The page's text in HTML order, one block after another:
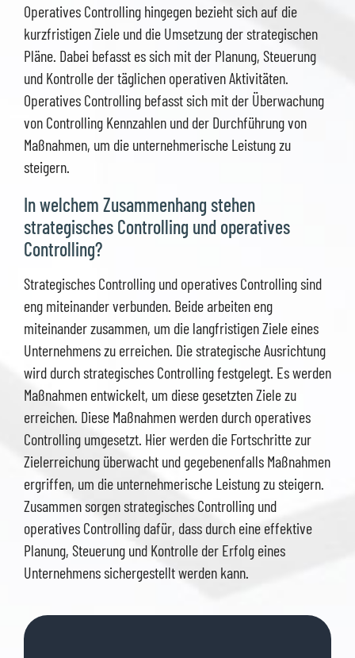
Operatives Controlling hingegen bezieht sich auf die
kurzfristigen Ziele und die Umsetzung der strategischen
Pläne. Dabei befasst es sich mit der Planung, Steuerung
und Kontrolle der täglichen operativen Aktivitäten.
Operatives Controlling befasst sich mit der Überwachung
von Controlling Kennzahlen und der Durchführung von
Maßnahmen, um die unternehmerische Leistung zu
steigern.
In welchem Zusammenhang stehen
strategisches Controlling und operatives
Controlling?
Strategisches Controlling und operatives Controlling sind
eng miteinander verbunden. Beide arbeiten eng
miteinander zusammen, um die langfristigen Ziele eines
Unternehmens zu erreichen. Die strategische Ausrichtung
wird durch strategisches Controlling festgelegt. Es werden
Maßnahmen entwickelt, um diese gesetzten Ziele zu
erreichen. Diese Maßnahmen werden durch operatives
Controlling umgesetzt. Hier werden die Fortschritte zur
Zielerreichung überwacht und gegebenenfalls Maßnahmen
ergriffen, um die unternehmerische Leistung zu steigern.
Zusammen sorgen strategisches Controlling und
operatives Controlling dafür, dass durch eine effektive
Planung, Steuerung und Kontrolle der Erfolg eines
Unternehmens sichergestellt werden kann.